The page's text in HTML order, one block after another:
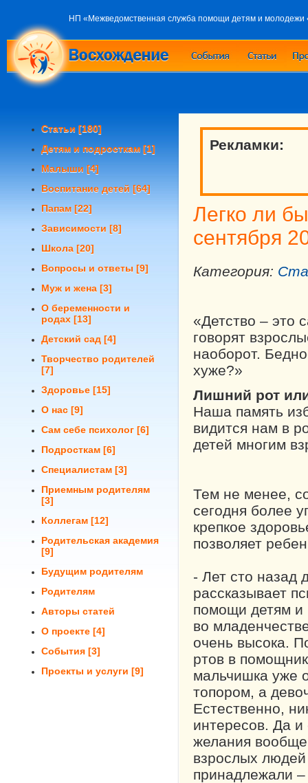
НП «Межведомственная служба помощи детям и молодежи
Статьи [180]
Детям и подросткам [1]
Малыши [4]
Воспитание детей [64]
Папам [22]
Зависимости [8]
Школа [20]
Вопросы и ответы [9]
Муж и жена [3]
О беременности и
родах [13]
Детский сад [4]
Творчество родителей
[7]
Здоровье [15]
О нас [9]
Сам себе психолог [6]
Подросткам [6]
Специалистам [3]
Приемным родителям
[3]
Коллегам [12]
Родительская академия
[9]
Будущим родителям
Родителям
Авторы статей
О проекте [4]
События [3]
Проекты и услуги [9]
Рекламки:
Легко ли
сентября
Категория:
«Детство – это
говорят
наоборот.
хуже?»
Лишний рот
Наша память
видится нам в
детей многим
Тем не менее,
сегодня более
крепкое
позволяет
- Лет сто назад
рассказывает
помощи детям и
во
очень высока.
ртов в
мальчишка уже
топором, а
Естественно,
интересов. Да и
желания
взрослых
принадлежали